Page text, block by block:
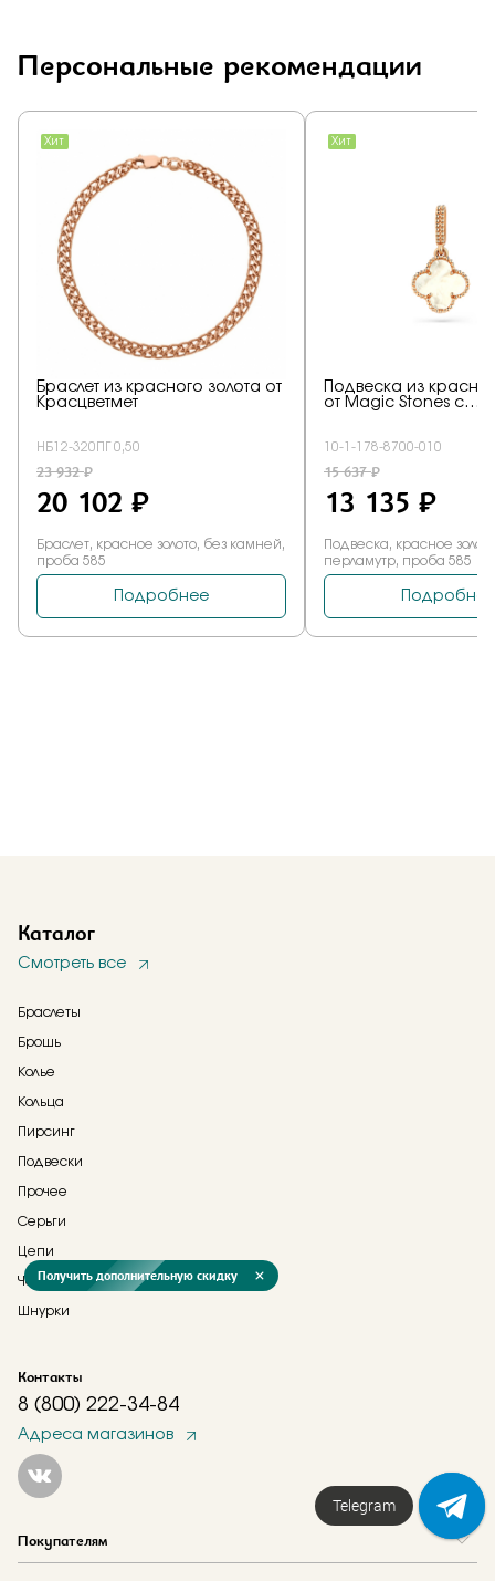
Персональные рекомендации
Каталог
Смотреть все
Браслеты
Брошь
Колье
Кольца
Пирсинг
Подвески
Прочее
Серьги
Цепи
Часы
Шнурки
Контакты
8 (800) 222-34-84
Адреса магазинов
Покупателям
Получить дополнительную скидку
Telegram